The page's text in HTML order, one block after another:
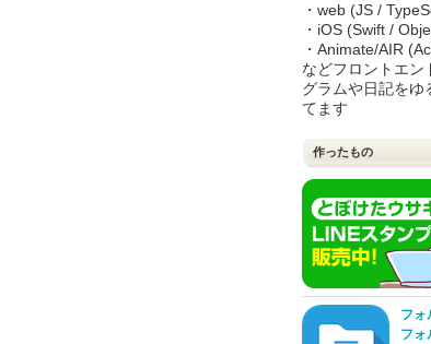
・web (JS /
・iOS (Swift /
・Animate/AIR
などフロントエン
グラムや日記をゆ
てます
作ったもの
フォ
フォ